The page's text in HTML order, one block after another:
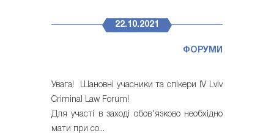
22.10.2021
ФОРУМИ
Увага! Шановні учасники та спікери IV Lviv
Criminal Law Forum!
Для участі в заході обов'язково необхідно
мати при со...